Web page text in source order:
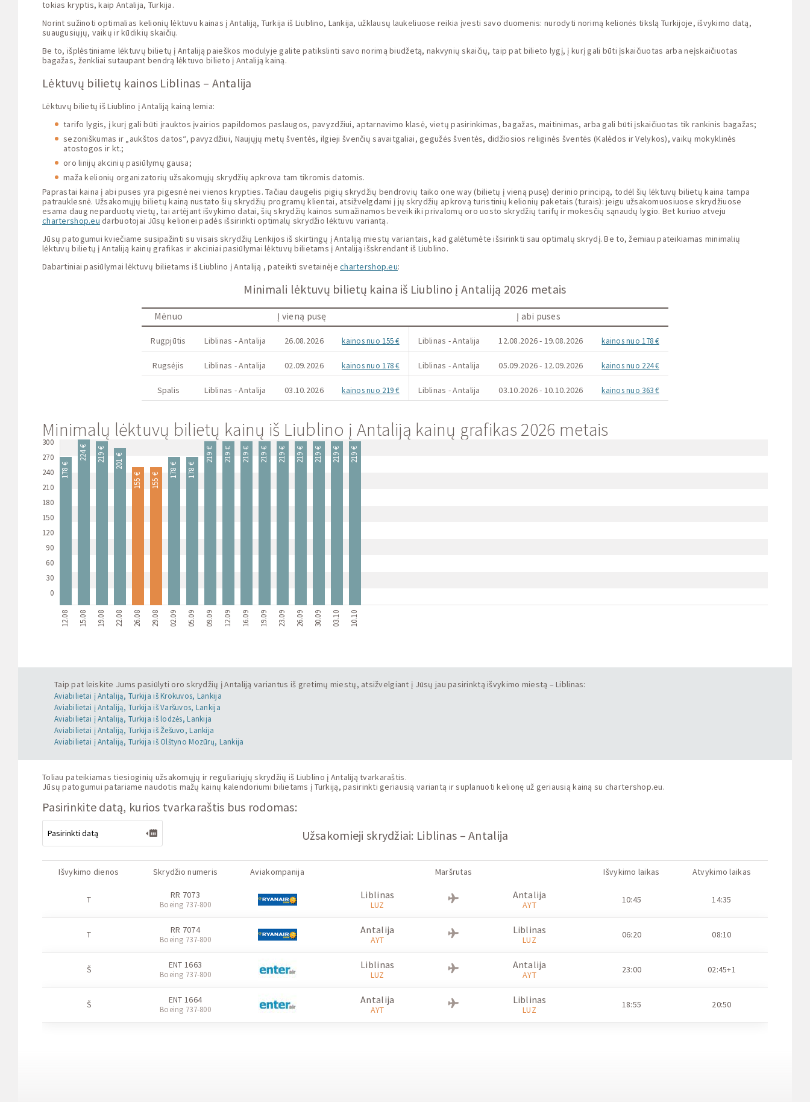
tokias kryptis, kaip Antalija, Turkija.
Norint sužinoti optimalias kelionių lėktuvu kainas į Antaliją, Turkija iš Liublino, Lankija, užklausų laukeliuose reikia įvesti savo duomenis: nurodyti norimą kelionės tikslą Turkijoje, išvykimo datą,
suaugusiųjų, vaikų ir kūdikių skaičių.
Be to, išplėstiniame lėktuvų bilietų į Antaliją paieškos modulyje galite patikslinti savo norimą biudžetą, nakvynių skaičių, taip pat bilieto lygį, į kurį gali būti įskaičiuotas arba neįskaičiuotas
bagažas, ženkliai sutaupant bendrą lėktuvo bilieto į Antaliją kainą.
Lėktuvų bilietų kainos Liblinas – Antalija
Lėktuvų bilietų iš Liublino į Antaliją kainą lemia:
tarifo lygis, į kurį gali būti įrauktos įvairios papildomos paslaugos, pavyzdžiui, aptarnavimo klasė, vietų pasirinkimas, bagažas, maitinimas, arba gali būti įskaičiuotas tik rankinis bagažas;
sezoniškumas ir „aukštos datos“, pavyzdžiui, Naujųjų metų šventės, ilgieji švenčių savaitgaliai, gegužės šventės, didžiosios religinės šventės (Kalėdos ir Velykos), vaikų mokyklinės
atostogos ir kt.;
oro linijų akcinių pasiūlymų gausa;
maža kelionių organizatorių užsakomųjų skrydžių apkrova tam tikromis datomis.
Paprastai kaina į abi puses yra pigesnė nei vienos krypties. Tačiau daugelis pigių skrydžių bendrovių taiko one way (bilietų į vieną pusę) derinio principą, todėl šių lėktuvų bilietų kaina tampa
patrauklesnė. Užsakomųjų bilietų kainą nustato šių skrydžių programų klientai, atsižvelgdami į jų skrydžių apkrovą turistinių kelionių paketais (turais): jeigu užsakomuosiuose skrydžiuose
esama daug neparduotų vietų, tai artėjant išvykimo datai, šių skrydžių kainos sumažinamos beveik iki privalomų oro uosto skrydžių tarifų ir mokesčių sąnaudų lygio. Bet kuriuo atveju
chartershop.eu darbuotojai Jūsų kelionei padės išsirinkti optimalų skrydžio lėktuvu variantą.
Jūsų patogumui kviečiame susipažinti su visais skrydžių Lenkijos iš skirtingų į Antaliją miestų variantais, kad galėtumėte išsirinkti sau optimalų skrydį. Be to, žemiau pateikiamas minimalių
lėktuvų bilietų į Antaliją kainų grafikas ir akciniai pasiūlymai lėktuvų bilietams į Antaliją išskrendant iš Liublino.
Dabartiniai pasiūlymai lėktuvų bilietams iš Liublino į Antaliją , pateikti svetainėjechartershop.eu:
Minimali lėktuvų bilietų kaina iš Liublino į Antaliją 2026 metais
Mėnuo Į vieną pusę Į abi puses
Rugpjūtis Liblinas - Antalija 26.08.2026 kainos nuo 155 € Liblinas - Antalija 12.08.2026 - 19.08.2026 kainos nuo 178 €
Rugsėjis Liblinas - Antalija 02.09.2026 kainos nuo 178 € Liblinas - Antalija 05.09.2026 - 12.09.2026 kainos nuo 224 €
Spalis Liblinas - Antalija 03.10.2026 kainos nuo 219 € Liblinas - Antalija 03.10.2026 - 10.10.2026 kainos nuo 363 €
Minimalų lėktuvų bilietų kainų iš Liublino į Antaliją kainų grafikas 2026 metais
300
270
240
210
180
150
120
90
60
30
0
178 €
12.08
224 €
15.08
219 €
19.08
201 €
22.08
155 €
26.08
155 €
29.08
178 €
02.09
178 €
05.09
219 €
09.09
219 €
12.09
219 €
16.09
219 €
19.09
219 €
23.09
219 €
26.09
219 €
30.09
219 €
03.10
219 €
10.10
Taip pat leiskite Jums pasiūlyti oro skrydžių į Antaliją variantus iš gretimų miestų, atsižvelgiant į Jūsų jau pasirinktą išvykimo miestą – Liblinas:
Aviabilietai į Antaliją, Turkija iš Krokuvos, Lankija
Aviabilietai į Antaliją, Turkija iš Varšuvos, Lankija
Aviabilietai į Antaliją, Turkija iš lodzės, Lankija
Aviabilietai į Antaliją, Turkija iš Žešuvo, Lankija
Aviabilietai į Antaliją, Turkija iš Olštyno Mozūrų, Lankija
Toliau pateikiamas tiesioginių užsakomųjų ir reguliariųjų skrydžių iš Liublino į Antaliją tvarkaraštis.
Jūsų patogumui patariame naudotis mažų kainų kalendoriumi bilietams į Turkiją, pasirinkti geriausią variantą ir suplanuoti kelionę už geriausią kainą su chartershop.eu.
Pasirinkite datą, kurios tvarkaraštis bus rodomas:
Užsakomieji skrydžiai: Liblinas – Antalija
Išvykimo dienos Skrydžio numeris Aviakompanija Maršrutas Išvykimo laikas Atvykimo laikas
T RR 7073
Boeing 737-800
Liblinas
LUZ
Antalija
AYT 10:45 14:35
T RR 7074
Boeing 737-800
Antalija
AYT
Liblinas
LUZ 06:20 08:10
Š ENT 1663
Boeing 737-800
Liblinas
LUZ
Antalija
AYT 23:00 02:45+1
Š ENT 1664
Boeing 737-800
Antalija
AYT
Liblinas
LUZ 18:55 20:50